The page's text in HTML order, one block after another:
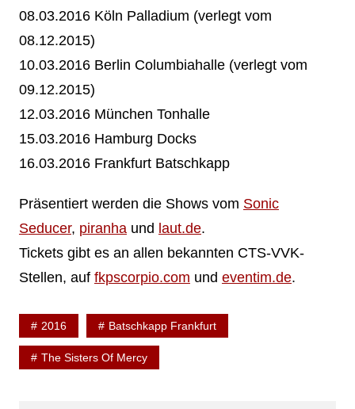
08.03.2016 Köln Palladium (verlegt vom
08.12.2015)
10.03.2016 Berlin Columbiahalle (verlegt vom
09.12.2015)
12.03.2016 München Tonhalle
15.03.2016 Hamburg Docks
16.03.2016 Frankfurt Batschkapp
Präsentiert werden die Shows vom Sonic
Seducer, piranhaund laut.de.
Tickets gibt es an allen bekannten CTS-VVK-
Stellen, auf fkpscorpio.com und eventim.de.
2016 Batschkapp Frankfurt
The Sisters Of Mercy